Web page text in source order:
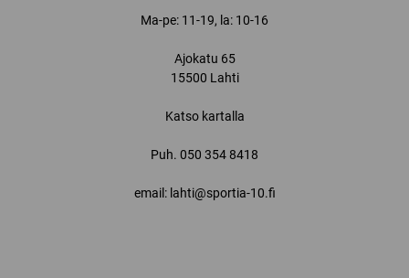
Ma-pe: 11-19, la: 10-16
Ajokatu 65
15500 Lahti
Katso kartalla
Puh. 050 354 8418
email: lahti@sportia-10.fi